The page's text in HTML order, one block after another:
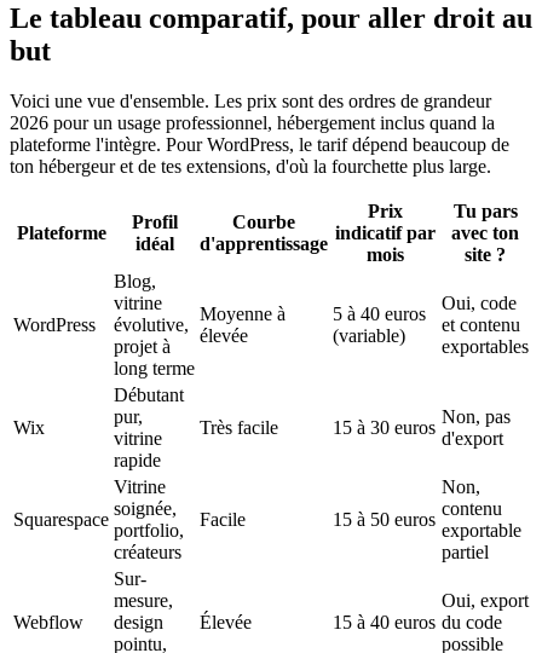
Le tableau comparatif, pour aller droit au
but
Voici une vue d'ensemble. Les prix sont des ordres de grandeur
2026 pour un usage professionnel, hébergement inclus quand la
plateforme l'intègre. Pour WordPress, le tarif dépend beaucoup de
ton hébergeur et de tes extensions, d'où la fourchette plus large.
Plateforme
Profil
idéal
Courbe
d'apprentissage
Prix
indicatif par
mois
Tu pars
avec ton
site ?
WordPress
Blog,
vitrine
évolutive,
projet à
long terme
Moyenne à
élevée
5 à 40 euros
(variable)
Oui, code
et contenu
exportables
Wix
Débutant
pur,
vitrine
rapide
Très facile 15 à 30 euros
Non, pas
d'export
Squarespace
Vitrine
soignée,
portfolio,
créateurs
Facile 15 à 50 euros
Non,
contenu
exportable
partiel
Webflow
Sur-
mesure,
design
pointu,
Élevée 15 à 40 euros
Oui, export
du code
possible